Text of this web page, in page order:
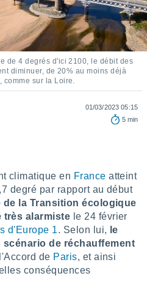
de 4 degrés d'ici 2100, le débit des
diminuer, de 20% au moins déjà
comme sur la Loire.
01/03/2023 05:15
5 min
climatique en France atteint
degré par rapport au début
de la Transition écologique
très alarmiste le 24 février
d'Europe 1. Selon lui, le
de réchauffement
de Paris, et ainsi
conséquences